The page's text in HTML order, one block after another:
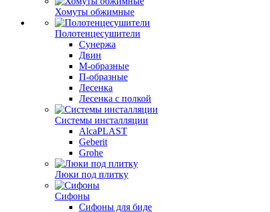
Хомуты обжимные
Полотенцесушители
Сунержа
Двин
М-образные
П-образные
Лесенка
Лесенка с полкой
Системы инсталляции
AlcaPLAST
Geberit
Grohe
Люки под плитку
Сифоны
Сифoны для биде